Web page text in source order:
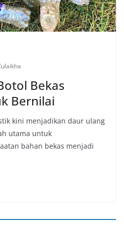
Bekas
Bernilai
kini menjadikan daur ulang
utama untuk
bahan bekas menjadi